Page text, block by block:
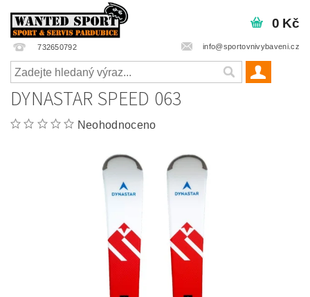
732650792 info@sportovnivybaveni.cz
0 Kč
DYNASTAR SPEED 063
Neohodnoceno